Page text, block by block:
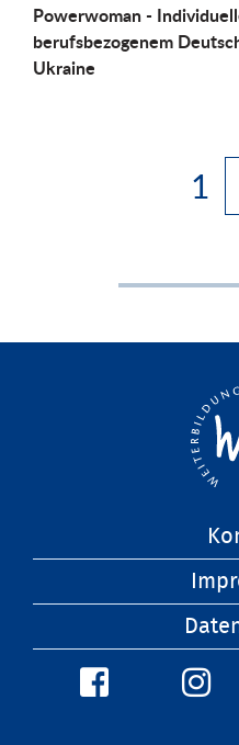
Powerwoman -
berufsbezogenem
Ukraine
1